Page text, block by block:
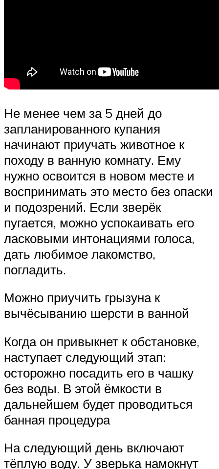
Не менее чем за 5 дней до
запланированного купания
начинают приучать животное к
походу в ванную комнату. Ему
нужно освоится в новом месте и
воспринимать это место без опаски
и подозрений. Если зверёк
пугается, можно успокаивать его
ласковыми интонациями голоса,
дать любимое лакомство,
погладить.
Можно приучить грызуна к
вычёсыванию шерсти в ванной
Когда он привыкнет к обстановке,
наступает следующий этап:
осторожно посадить его в чашку
без воды. В этой ёмкости в
дальнейшем будет проводиться
банная процедура
На следующий день включают
тёплую воду. У зверька намокнут